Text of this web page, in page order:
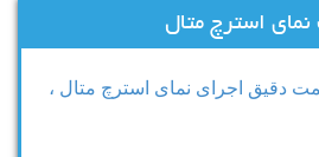
استرچ متال
دقیق اجرای نمای استرچ متال ،